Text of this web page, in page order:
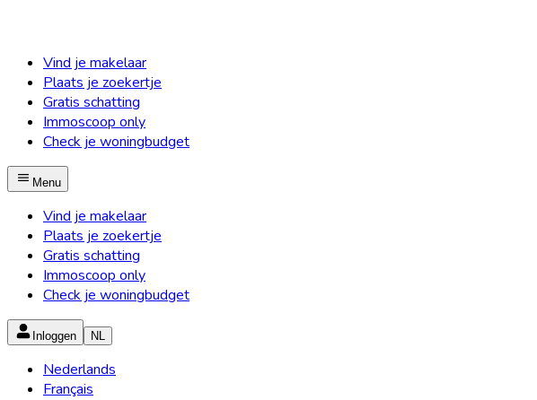
Vind je makelaar
Plaats je zoekertje
Gratis schatting
Immoscoop only
Check je woningbudget
Menu
Vind je makelaar
Plaats je zoekertje
Gratis schatting
Immoscoop only
Check je woningbudget
Inloggen NL
Nederlands
Français